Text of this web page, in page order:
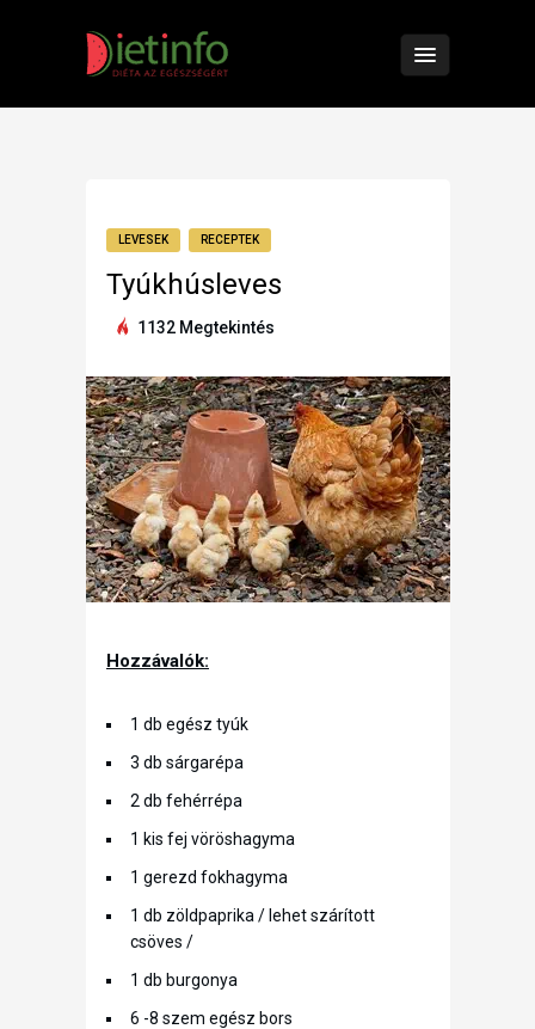
LEVESEK RECEPTEK
Tyúkhúsleves
1132 Megtekintés
Hozzávalók:
1 db egész tyúk
3 db sárgarépa
2 db fehérrépa
1 kis fej vöröshagyma
1 gerezd fokhagyma
1 db zöldpaprika / lehet szárított
csöves /
1 db burgonya
6 -8 szem egész bors